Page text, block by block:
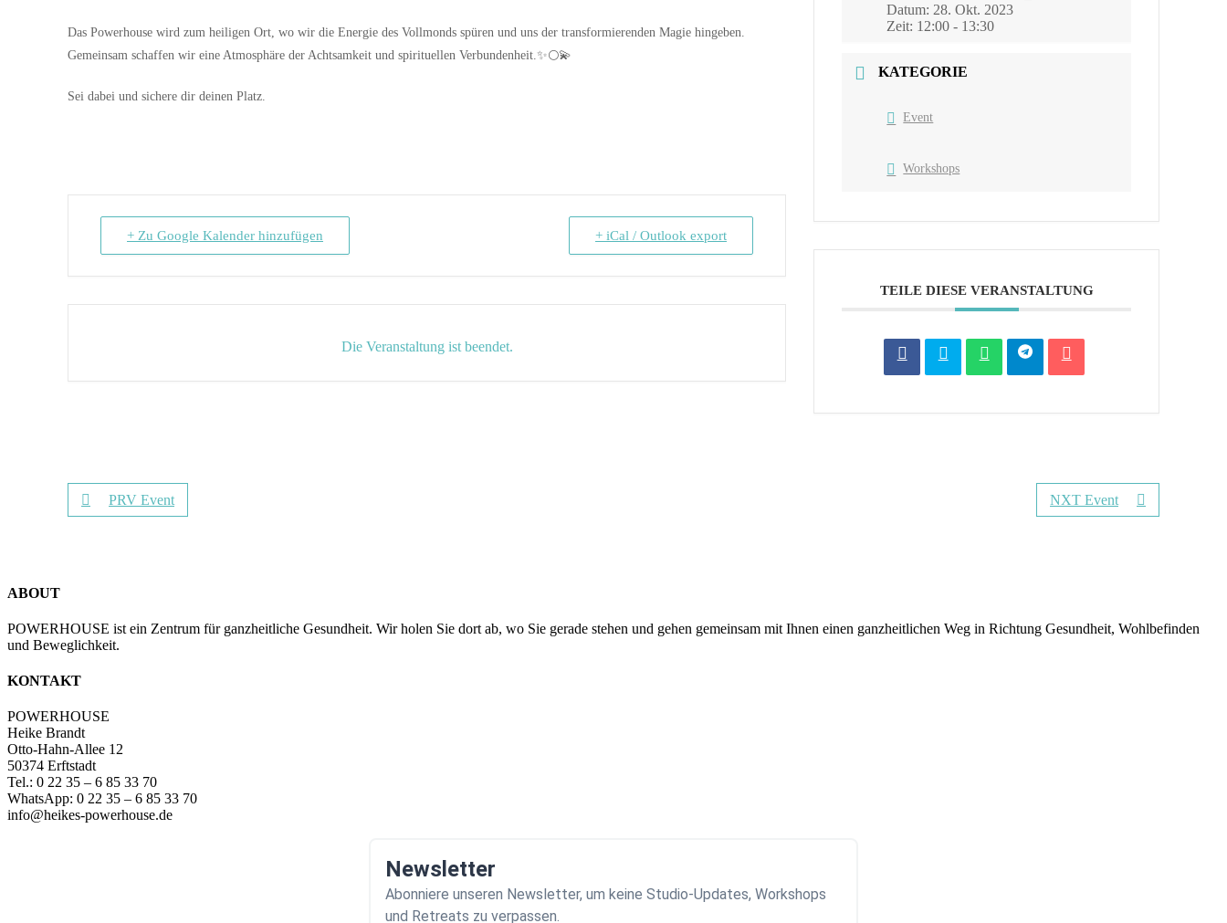
Das Powerhouse wird zum heiligen Ort, wo wir die Energie des Vollmonds spüren und uns der transformierenden Magie hingeben.
Gemeinsam schaffen wir eine Atmosphäre der Achtsamkeit und spirituellen Verbundenheit.✨🌕💫
Sei dabei und sichere dir deinen Platz.
+ Zu Google Kalender hinzufügen + iCal / Outlook export
Die Veranstaltung ist beendet.
Datum: 28. Okt. 2023
Zeit: 12:00 - 13:30
KATEGORIE
Event
Workshops
TEILE DIESE VERANSTALTUNG
PRV Event NXT Event
ABOUT
POWERHOUSE ist ein Zentrum für ganzheitliche Gesundheit. Wir holen Sie dort ab, wo Sie gerade stehen und gehen gemeinsam mit Ihnen einen ganzheitlichen Weg in Richtung Gesundheit, Wohlbefinden
und Beweglichkeit.
KONTAKT
POWERHOUSE
Heike Brandt
Otto-Hahn-Allee 12
50374 Erftstadt
Tel.: 0 22 35 – 6 85 33 70
WhatsApp: 0 22 35 – 6 85 33 70
info@heikes-powerhouse.de
Newsletter
Abonniere unseren Newsletter, um keine Studio-Updates, Workshops
und Retreats zu verpassen.